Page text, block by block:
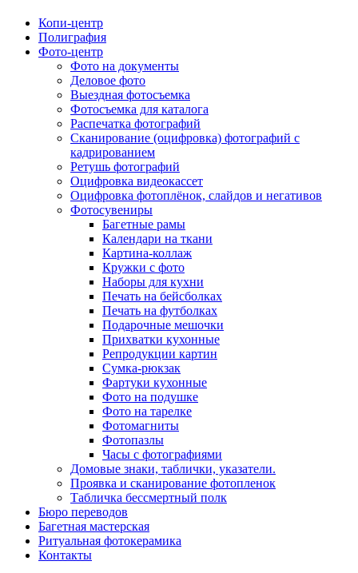
Копи-центр
Полиграфия
Фото-центр
Фото на документы
Деловое фото
Выездная фотосъемка
Фотосъемка для каталога
Распечатка фотографий
Сканирование (оцифровка) фотографий с
кадрированием
Ретушь фотографий
Оцифровка видеокассет
Оцифровка фотоплёнок, слайдов и негативов
Фотосувениры
Багетные рамы
Календари на ткани
Картина-коллаж
Кружки с фото
Наборы для кухни
Печать на бейсболках
Печать на футболках
Подарочные мешочки
Прихватки кухонные
Репродукции картин
Сумка-рюкзак
Фартуки кухонные
Фото на подушке
Фото на тарелке
Фотомагниты
Фотопазлы
Часы с фотографиями
Домовые знаки, таблички, указатели.
Проявка и сканирование фотопленок
Табличка бессмертный полк
Бюро переводов
Багетная мастерская
Ритуальная фотокерамика
Контакты